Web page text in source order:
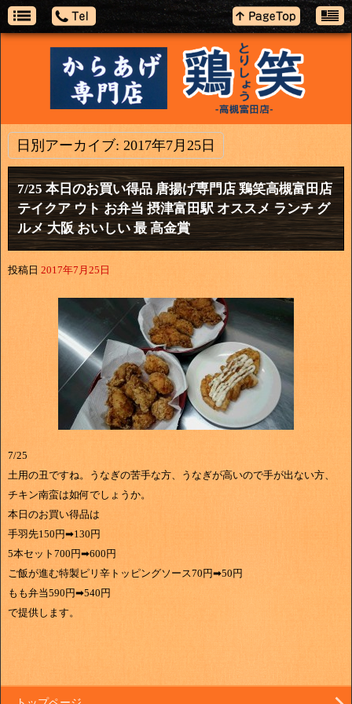
日別アーカイブ: 2017年7月25日
7/25 本日のお買い得品 唐揚げ専門店 鶏笑高槻富田店
テイクア ウト お弁当 摂津富田駅 オススメ ランチ グ
ルメ 大阪 おいしい 最 高金賞
投稿日 2017年7月25日
7/25
土用の丑ですね。うなぎの苦手な方、うなぎが高いので手が出ない方、
チキン南蛮は如何でしょうか。
本日のお買い得品は
手羽先150円➡130円
5本セット700円➡600円
ご飯が進む特製ピリ辛トッピングソース70円➡50円
もも弁当590円➡540円
で提供します。